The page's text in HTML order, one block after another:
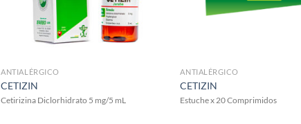
ANTIALÉRGICO
CETIZIN
Cetirizina Diclorhidrato 5 mg/5 mL
ANTIALÉRGICO
CETIZIN
Estuche x 20 Comprimidos